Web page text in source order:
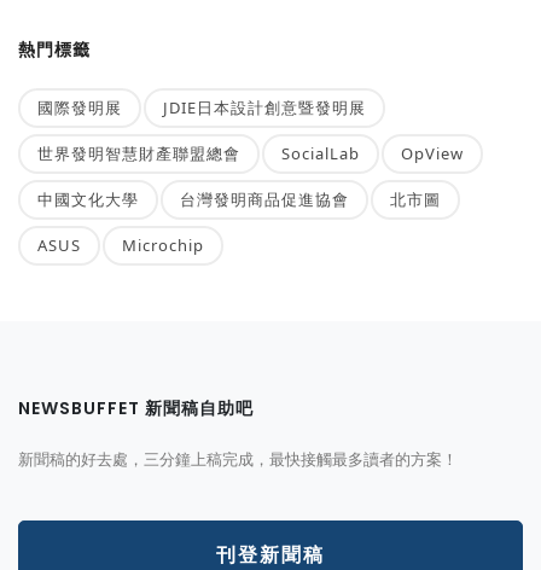
熱門標籤
國際發明展 JDIE日本設計創意暨發明展
世界發明智慧財產聯盟總會 SocialLab OpView
中國文化大學 台灣發明商品促進協會 北市圖
ASUS Microchip
NEWSBUFFET 新聞稿自助吧
新聞稿的好去處，三分鐘上稿完成，最快接觸最多讀者的方案！
刊登新聞稿